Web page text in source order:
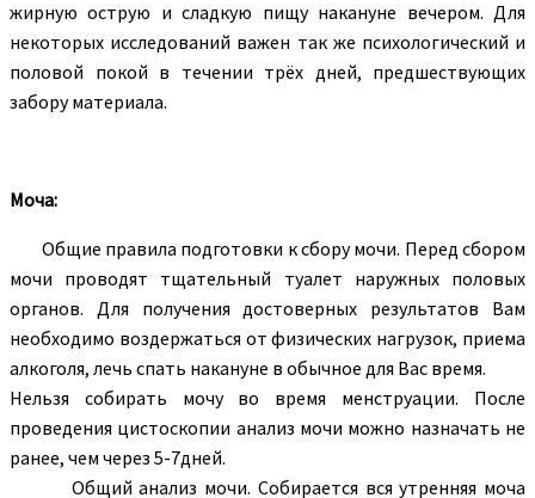
жирную острую и сладкую пищу накануне вечером. Для
некоторых исследований важен так же психологический и
половой покой в течении трёх дней, предшествующих
забору материала.
Моча:
Общие правила подготовки к сбору мочи. Перед сбором
мочи проводят тщательный туалет наружных половых
органов. Для получения достоверных результатов Вам
необходимо воздержаться от физических нагрузок, приема
алкоголя, лечь спать накануне в обычное для Вас время.
Нельзя собирать мочу во время менструации. После
проведения цистоскопии анализ мочи можно назначать не
ранее, чем через 5-7дней.
Общий анализ мочи. Собирается вся утренняя моча